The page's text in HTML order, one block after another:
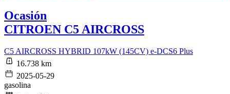
Ocasión
CITROEN C5 AIRCROSS
C5 AIRCROSS HYBRID 107kW (145CV) e-DCS6 Plus
16.738 km
2025-05-29
gasolina